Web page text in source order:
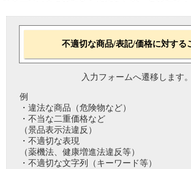
不適切な商品/表記/価格に対する
入力フォームへ遷移します。
例
・違法な商品（危険物など）
・不当な二重価格など
（景品表示法違反）
・不適切な表現
（薬機法、健康増進法違反等）
・不適切な文字列（キーワード等）